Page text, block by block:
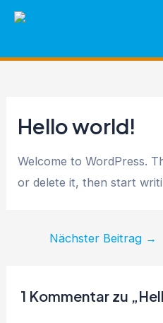
Zum
Hello world!
Welcome to WordPress.
or delete it, then start
Nächster Beitrag →
1 Kommentar zu